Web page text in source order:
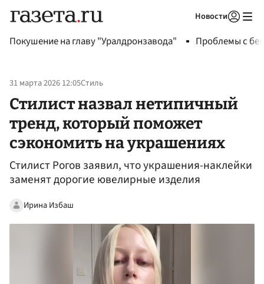
Новости
Покушение на главу "Уралдронзавода" Проблемы с
31 марта 2026 12:05Стиль
Стилист назвал нетипичный
тренд, который поможет
сэкономить на украшениях
Стилист Рогов заявил, что украшения-наклейки
заменят дорогие ювелирные изделия
Ирина Избаш